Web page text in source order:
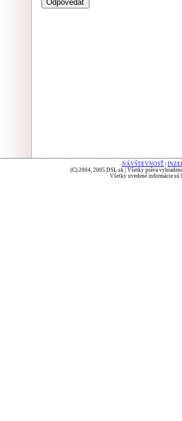
NÁVŠTEVNOSŤ
(C) 2004, 2005 DSL.sk | Všetky práva
Všetky uvedené informácie sú